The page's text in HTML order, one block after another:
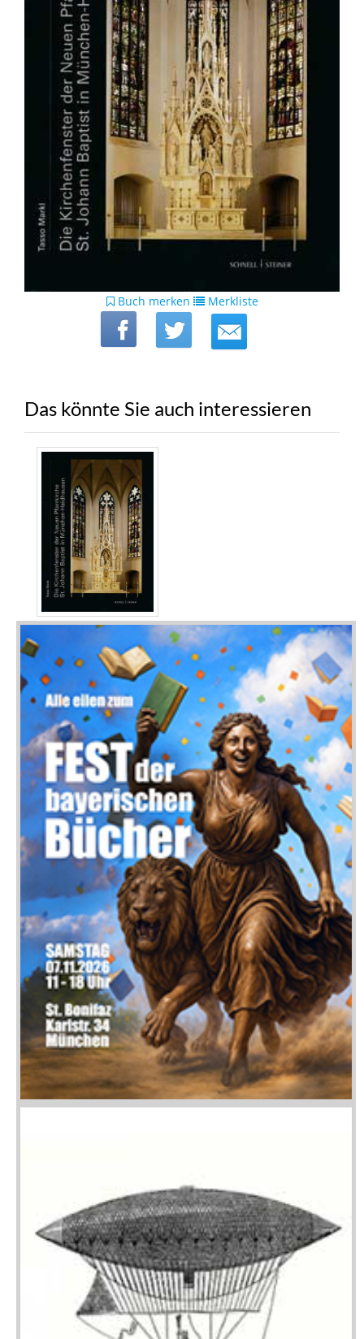
Buch merken Merkliste
Das könnte Sie auch interessieren